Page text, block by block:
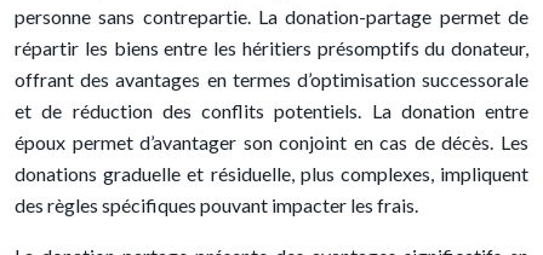
personne sans contrepartie. La donation-partage permet de
répartir les biens entre les héritiers présomptifs du donateur,
offrant des avantages en termes d’optimisation successorale
et de réduction des conflits potentiels. La donation entre
époux permet d’avantager son conjoint en cas de décès. Les
donations graduelle et résiduelle, plus complexes, impliquent
des règles spécifiques pouvant impacter les frais.